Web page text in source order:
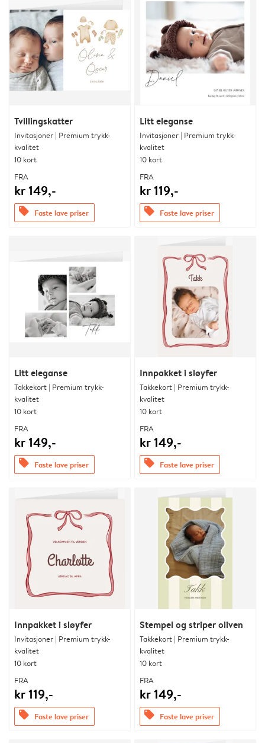
Tvillingskatter
Invitasjoner | Premium trykk-
kvalitet
10 kort
FRA
kr 149,-
offers Faste lave priser
Litt eleganse
Invitasjoner | Premium trykk-
kvalitet
10 kort
FRA
kr 119,-
offers Faste lave priser
Litt eleganse
Takkekort | Premium trykk-
kvalitet
10 kort
FRA
kr 149,-
offers Faste lave priser
Innpakket i sløyfer
Takkekort | Premium trykk-
kvalitet
10 kort
FRA
kr 149,-
offers Faste lave priser
Innpakket i sløyfer
Invitasjoner | Premium trykk-
kvalitet
10 kort
FRA
kr 119,-
offers Faste lave priser
Stempel og striper oliven
Takkekort | Premium trykk-
kvalitet
10 kort
FRA
kr 149,-
offers Faste lave priser